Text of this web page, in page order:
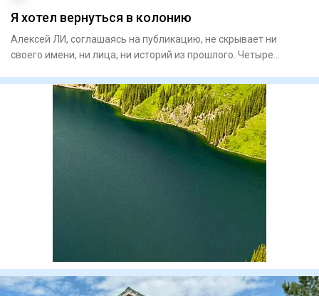
Я хотел вернуться в колонию
Алексей ЛИ, соглашаясь на публикацию, не скрывает ни
своего имени, ни лица, ни историй из прошлого. Четыре